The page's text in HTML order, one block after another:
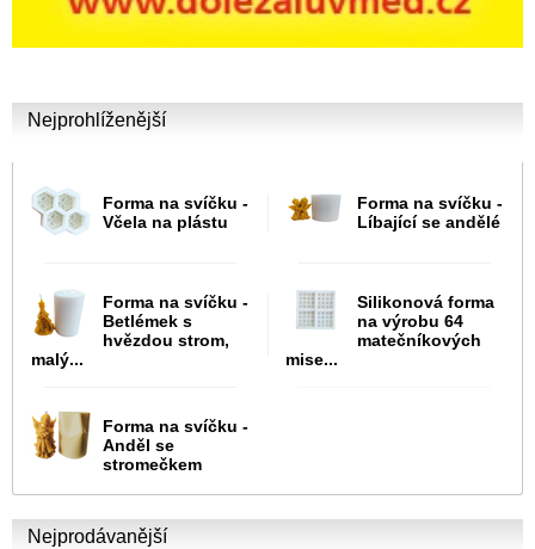
Nejprohlíženější
Forma na svíčku -
Včela na plástu
Forma na svíčku -
Líbající se andělé
Forma na svíčku -
Betlémek s
hvězdou strom,
malý...
Silikonová forma
na výrobu 64
matečníkových
mise...
Forma na svíčku -
Anděl se
stromečkem
Nejprodávanější